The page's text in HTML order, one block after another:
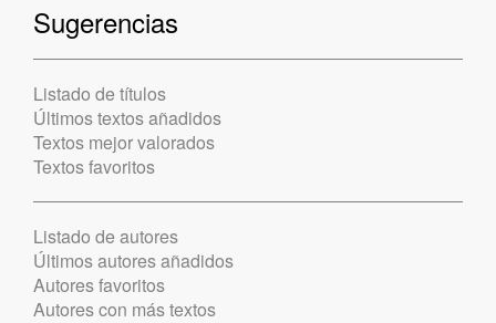
Sugerencias
Listado de títulos
Últimos textos añadidos
Textos mejor valorados
Textos favoritos
Listado de autores
Últimos autores añadidos
Autores favoritos
Autores con más textos